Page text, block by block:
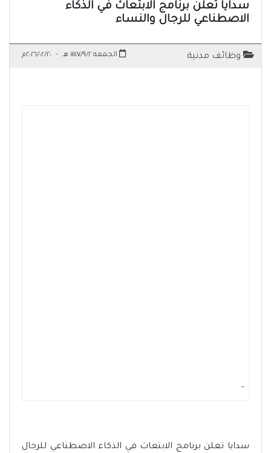
سدايا تعلن برنامج الابتعاث في الذكاء
الاصطناعي للرجال والنساء
وظائف مدنية الجمعه ١٤٤٧/٩/٢ هـ - ٢٠٢٦/٠٢/٢٠م
-
سدايا تعلن برنامج الابتعاث في الذكاء الاصطناعي للرجال